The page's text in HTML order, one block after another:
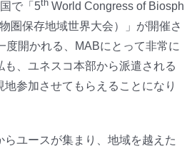
で「5th World Congress of Biosph
圏保存地域世界大会）」が開催さ
度開かれる、MABにとって非常に
、ユネスコ本部から派遣される
参加させてもらえることになり
らユースが集まり、地域を越えた